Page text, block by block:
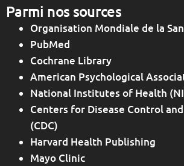
Parmi nos sources
Organisation Mondiale de la
PubMed
Cochrane Library
American Psychological
National Institutes of Health
Centers for Disease Control
(CDC)
Harvard Health Publishing
Mayo Clinic